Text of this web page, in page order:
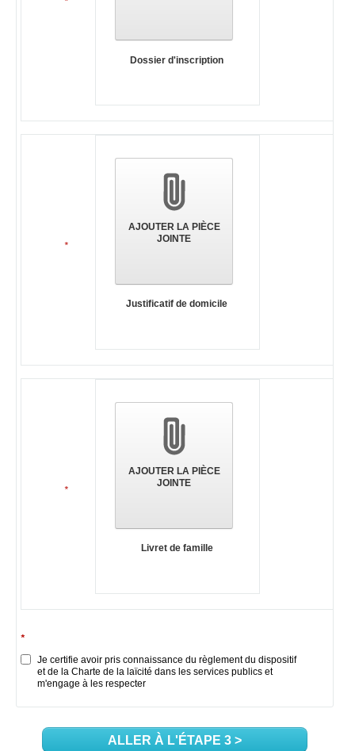
Dossier d'inscription
*
AJOUTER LA PIÈCE
JOINTE
Justificatif de domicile
*
AJOUTER LA PIÈCE
JOINTE
Livret de famille
*
Je certifie avoir pris connaissance du règlement du dispositif
et de la Charte de la laïcité dans les services publics et
m'engage à les respecter
ALLER À L'ÉTAPE 3 >